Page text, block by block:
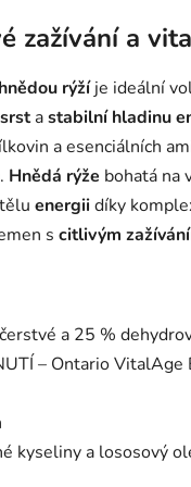
zažívání a
rýžíje ideální
astabilní hladinu
a esenciálních
. Hnědá rýže bohatá na
tělu energiidíky
s citlivým
a 25 %
– Ontario
kyseliny a lososový